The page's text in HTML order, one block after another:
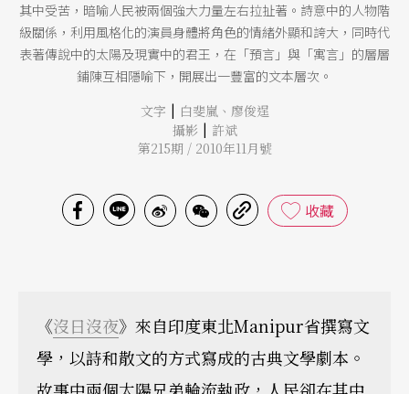
其中受苦，暗喻人民被兩個強大力量左右拉扯著。詩意中的人物階
級關係，利用風格化的演員身體將角色的情緒外顯和誇大，同時代
表著傳說中的太陽及現實中的君王，在「預言」與「寓言」的層層
鋪陳互相隱喻下，開展出一豐富的文本層次。
文字 | 白斐嵐、 廖俊逞
攝影 | 許斌
第215期 / 2010年11月號
收藏
《沒日沒夜》來自印度東北Manipur省撰寫文
學，以詩和散文的方式寫成的古典文學劇本。